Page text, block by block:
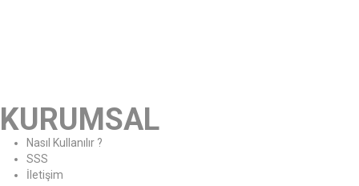
KURUMSAL
Nasıl Kullanılır ?
SSS
İletişim